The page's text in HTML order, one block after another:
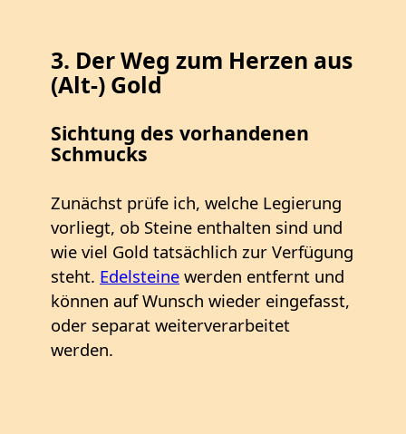
3. Der Weg zum Herzen aus
(Alt-) Gold
Sichtung des vorhandenen
Schmucks
Zunächst prüfe ich, welche Legierung
vorliegt, ob Steine enthalten sind und
wie viel Gold tatsächlich zur Verfügung
steht. Edelsteine werden entfernt und
können auf Wunsch wieder eingefasst,
oder separat weiterverarbeitet
werden.